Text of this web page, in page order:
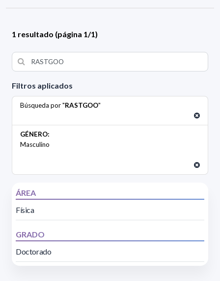
Filtros aplicados
Búsqueda por "RASTGOO"
GÉNERO:
Masculino
ÁREA
Física
GRADO
Doctorado
1 resultado (página 1/1)